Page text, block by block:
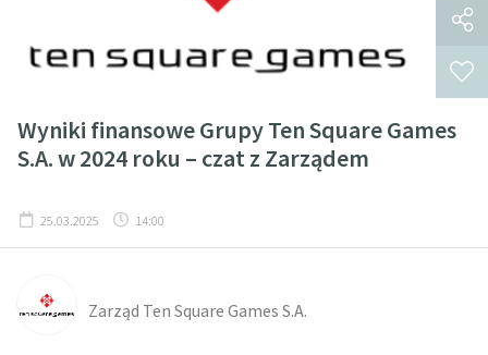
Wyniki finansowe Grupy Ten Square Games
S.A. w 2024 roku – czat z Zarządem
25.03.2025 14:00
Zarząd Ten Square Games S.A.